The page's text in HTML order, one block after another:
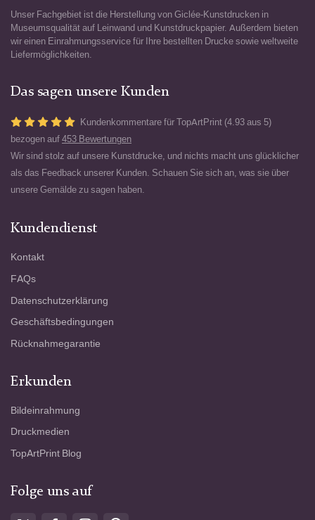
Unser Fachgebiet ist die Herstellung von Giclée-Kunstdrucken in
Museumsqualität auf Leinwand und Kunstdruckpapier. Außerdem bieten
wir einen Einrahmungsservice für Ihre bestellten Drucke sowie weltweite
Liefermöglichkeiten.
Das sagen unsere Kunden
Kundenkommentare für TopArtPrint (4.93 aus 5)
bezogen auf 453 Bewertungen
Wir sind stolz auf unsere Kunstdrucke, und nichts macht uns glücklicher
als das Feedback unserer Kunden. Schauen Sie sich an, was sie über
unsere Gemälde zu sagen haben.
Kundendienst
Kontakt
FAQs
Datenschutzerklärung
Geschäftsbedingungen
Rücknahmegarantie
Erkunden
Bildeinrahmung
Druckmedien
TopArtPrint Blog
Folge uns auf